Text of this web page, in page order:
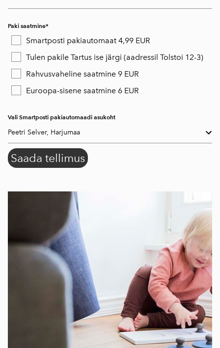
Paki saatmine
Smartposti pakiautomaat 4,99 EUR
Tulen pakile Tartus ise järgi (aadressil Tolstoi 12-3)
Rahvusvaheline saatmine 9 EUR
Euroopa-sisene saatmine 6 EUR
Vali Smartposti pakiautomaadi asukoht